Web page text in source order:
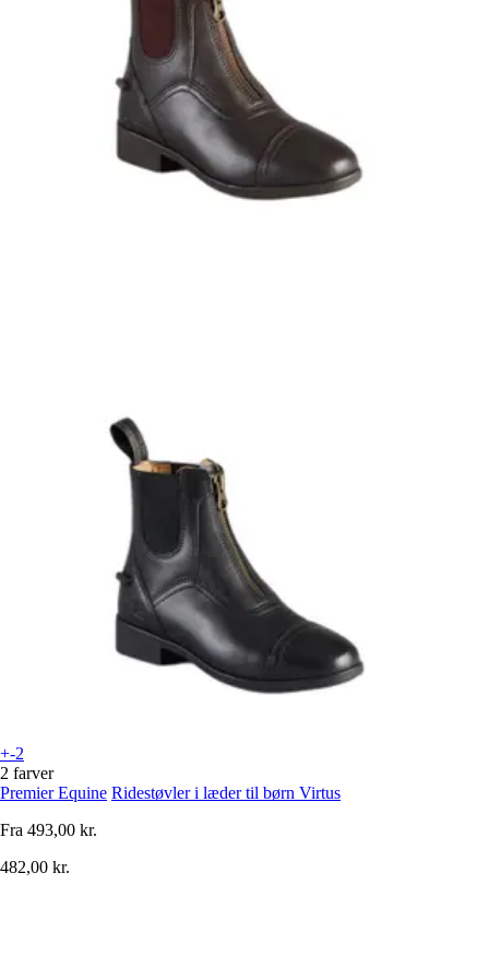
+-2
2 farver
Premier Equine Ridestøvler i læder til børn Virtus
Fra 493,00 kr.
482,00 kr.